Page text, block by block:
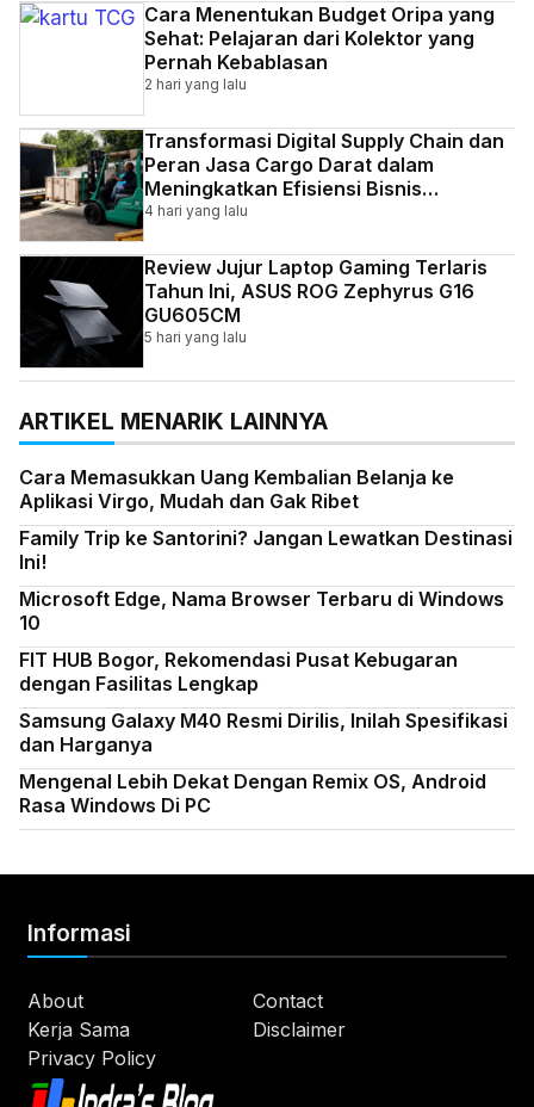
Cara Menentukan Budget Oripa yang
Sehat: Pelajaran dari Kolektor yang
Pernah Kebablasan
2 hari yang lalu
Transformasi Digital Supply Chain dan
Peran Jasa Cargo Darat dalam
Meningkatkan Efisiensi Bisnis
Indonesia
4 hari yang lalu
Review Jujur Laptop Gaming Terlaris
Tahun Ini, ASUS ROG Zephyrus G16
GU605CM
5 hari yang lalu
ARTIKEL MENARIK LAINNYA
Cara Memasukkan Uang Kembalian Belanja ke
Aplikasi Virgo, Mudah dan Gak Ribet
Family Trip ke Santorini? Jangan Lewatkan Destinasi
Ini!
Microsoft Edge, Nama Browser Terbaru di Windows
10
FIT HUB Bogor, Rekomendasi Pusat Kebugaran
dengan Fasilitas Lengkap
Samsung Galaxy M40 Resmi Dirilis, Inilah Spesifikasi
dan Harganya
Mengenal Lebih Dekat Dengan Remix OS, Android
Rasa Windows Di PC
Informasi
About
Contact
Kerja Sama
Disclaimer
Privacy Policy